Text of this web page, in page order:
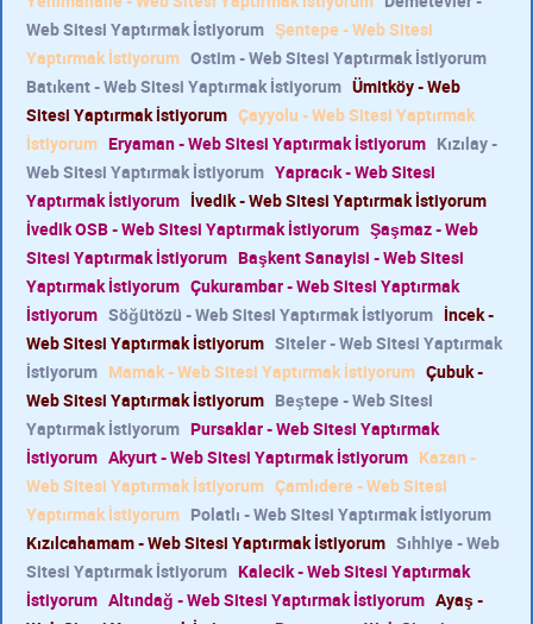
Web Sitesi Yaptırmak İstiyorum Şentepe - Web Sitesi
Yaptırmak İstiyorum Ostim - Web Sitesi Yaptırmak İstiyorum
Batıkent - Web Sitesi Yaptırmak İstiyorum Ümitköy - Web
Sitesi Yaptırmak İstiyorum Çayyolu - Web Sitesi Yaptırmak
İstiyorum Eryaman - Web Sitesi Yaptırmak İstiyorum Kızılay -
Web Sitesi Yaptırmak İstiyorum Yapracık - Web Sitesi
Yaptırmak İstiyorum İvedik - Web Sitesi Yaptırmak İstiyorum
İvedik OSB - Web Sitesi Yaptırmak İstiyorum Şaşmaz - Web
Sitesi Yaptırmak İstiyorum Başkent Sanayisi - Web Sitesi
Yaptırmak İstiyorum Çukurambar - Web Sitesi Yaptırmak
İstiyorum Söğütözü - Web Sitesi Yaptırmak İstiyorum İncek -
Web Sitesi Yaptırmak İstiyorum Siteler - Web Sitesi Yaptırmak
İstiyorum Mamak - Web Sitesi Yaptırmak İstiyorum Çubuk -
Web Sitesi Yaptırmak İstiyorum Beştepe - Web Sitesi
Yaptırmak İstiyorum Pursaklar - Web Sitesi Yaptırmak
İstiyorum Akyurt - Web Sitesi Yaptırmak İstiyorum Kazan -
Web Sitesi Yaptırmak İstiyorum Çamlıdere - Web Sitesi
Yaptırmak İstiyorum Polatlı - Web Sitesi Yaptırmak İstiyorum
Kızılcahamam - Web Sitesi Yaptırmak İstiyorum Sıhhiye - Web
Sitesi Yaptırmak İstiyorum Kalecik - Web Sitesi Yaptırmak
İstiyorum Altındağ - Web Sitesi Yaptırmak İstiyorum Ayaş -